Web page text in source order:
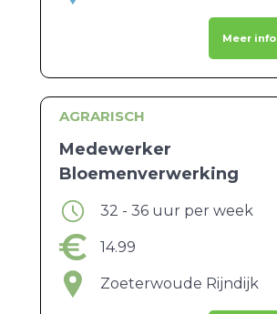
Meer info
AGRARISCH
Medewerker
Bloemenverwerking
32 - 36 uur per week
14.99
Zoeterwoude Rijndijk